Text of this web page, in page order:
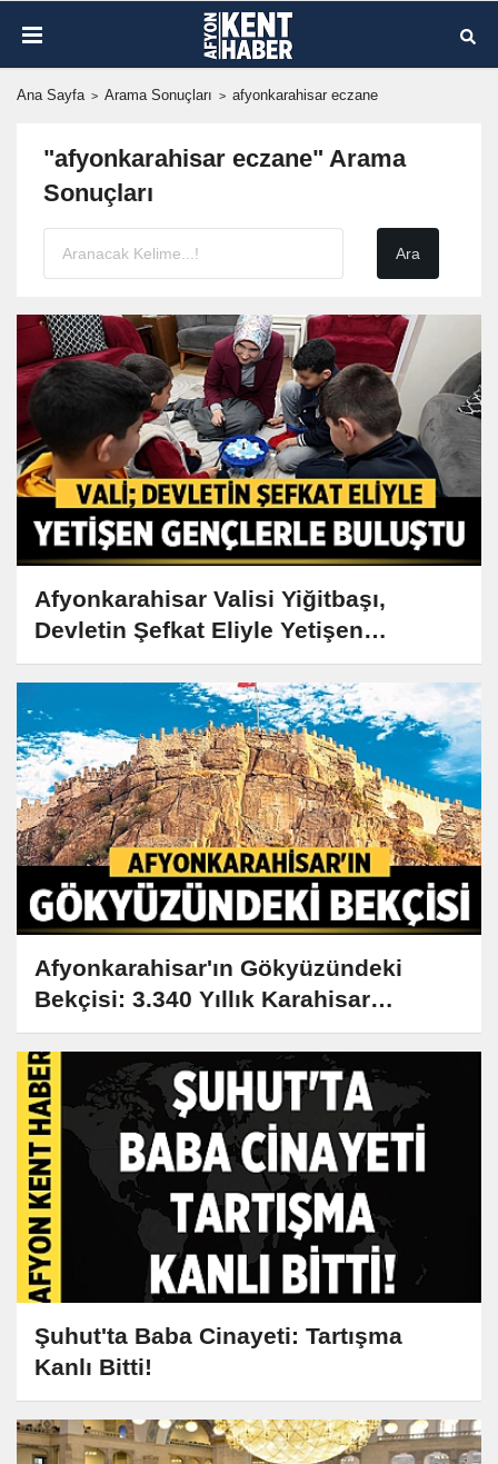
Ana Sayfa Arama Sonuçları afyonkarahisar eczane
"afyonkarahisar eczane" Arama
Sonuçları
Afyonkarahisar Valisi Yiğitbaşı,
Devletin Şefkat Eliyle Yetişen
Gençlerle Buluştu
Afyonkarahisar'ın Gökyüzündeki
Bekçisi: 3.340 Yıllık Karahisar
Kalesi'nin Sırları
Şuhut'ta Baba Cinayeti: Tartışma
Kanlı Bitti!